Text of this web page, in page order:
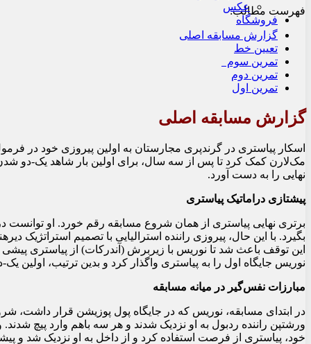
عکس
فروشگاه
فهرست مطالب:
گزارش مسابقه اصلی
تعیین خط
تمرین سوم
تمرین دوم
تمرین اول
گزارش مسابقه اصلی
اسکار پیاستری در گرندپری مجارستان به اولین پیروزی خود در
مک‌لارن کمک کرد تا پس از سه سال، برای اولین بار شاهد یک-دو
نهایی را به دست آورد.
پیشتازی دراماتیک پیاستری
برتری نهایی پیاستری از همان شروع مسابقه رقم خورد. او
بگیرد. با این حال، پیروزی راننده استرالیایی با تصمیم استراتژیک
این توقف باعث شد تا نوریس با زیربرش (آندرکات) از پیاستری
نوریس جایگاه اول را به پیاستری واگذار کرد و بدین ترتیب، اولین یک-دو شدن
مبارزات نفس‌گیر در میانه مسابقه
در ابتدای مسابقه، نوریس که در جایگاه پول پوزیشن قرار
ورشتپن راننده ردبول به او نزدیک شدند و هر سه باهم وارد پیچ
خود، پیاستری از فرصت استفاده کرد و از داخل به او نزدیک شد و